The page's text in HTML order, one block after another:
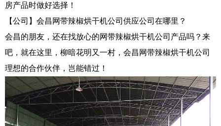
房产品时做好选择！
【公司】会昌网带辣椒烘干机公司供应公司在哪里？
会昌的朋友，还在找放心的网带辣椒烘干机公司产品吗？来
吧，就在这里，柳暗花明又一村，会昌网带辣椒烘干机公司
理想的合作伙伴，岂能错过！